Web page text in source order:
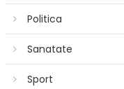
Politica
Sanatate
Sport